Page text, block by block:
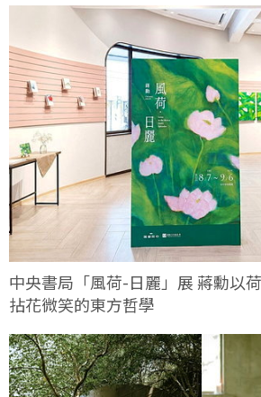
中央書局「風荷-日麗」展 蔣勳以
拈花微笑的東方哲學